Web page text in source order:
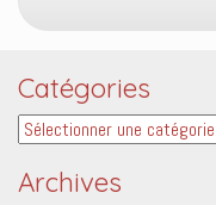
Catégories
Catégories
Archives